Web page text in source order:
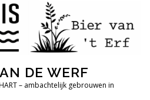
DE WERF
HART – ambachtelijk gebrouwen in